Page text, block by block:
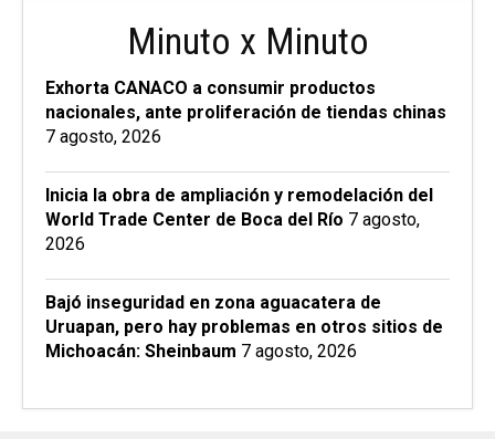
Minuto x Minuto
Exhorta CANACO a consumir productos
nacionales, ante proliferación de tiendas chinas
7 agosto, 2026
Inicia la obra de ampliación y remodelación del
World Trade Center de Boca del Río 7 agosto,
2026
Bajó inseguridad en zona aguacatera de
Uruapan, pero hay problemas en otros sitios de
Michoacán: Sheinbaum 7 agosto, 2026